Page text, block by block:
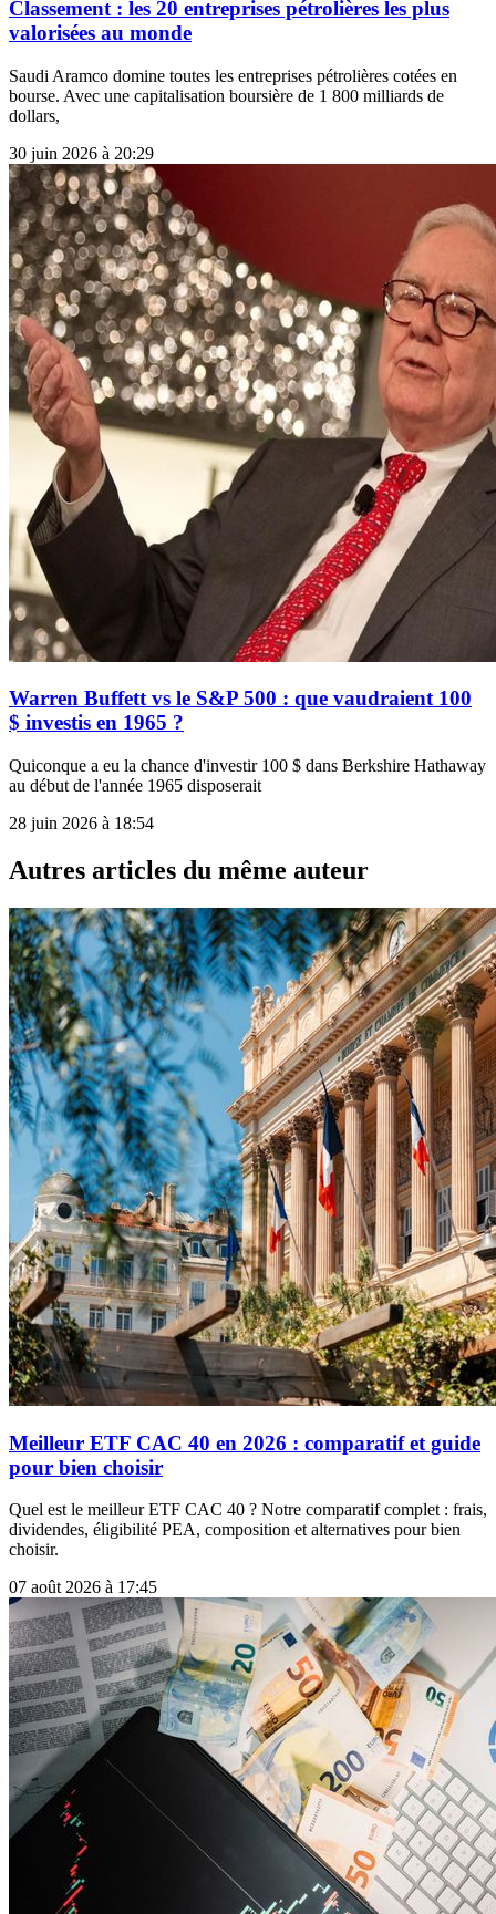
Classement : les 20 entreprises pétrolières les plus
valorisées au monde
Saudi Aramco domine toutes les entreprises pétrolières cotées en
bourse. Avec une capitalisation boursière de 1 800 milliards de
dollars,
30 juin 2026 à 20:29
Warren Buffett vs le S&P 500 : que vaudraient 100
$ investis en 1965 ?
Quiconque a eu la chance d'investir 100 $ dans Berkshire Hathaway
au début de l'année 1965 disposerait
28 juin 2026 à 18:54
Autres articles du même auteur
Meilleur ETF CAC 40 en 2026 : comparatif et guide
pour bien choisir
Quel est le meilleur ETF CAC 40 ? Notre comparatif complet : frais,
dividendes, éligibilité PEA, composition et alternatives pour bien
choisir.
07 août 2026 à 17:45